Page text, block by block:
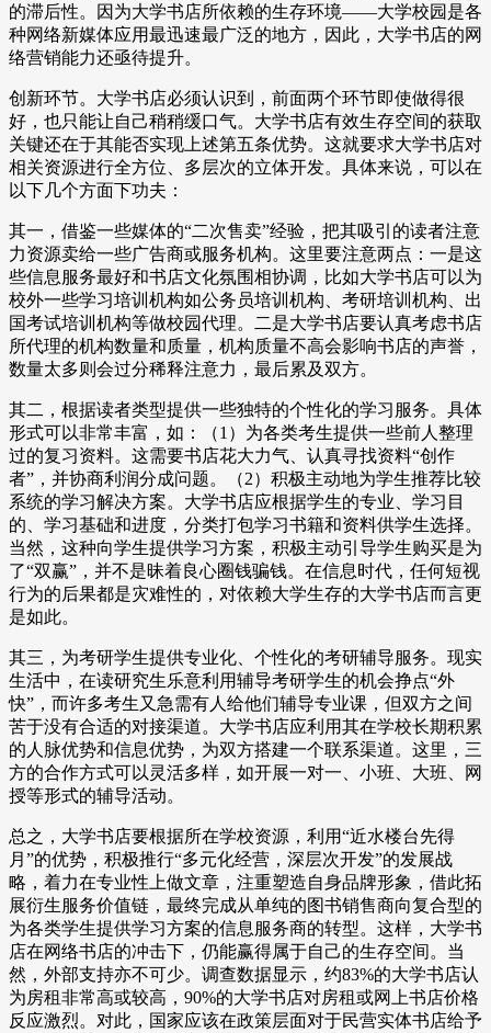
的滞后性。因为大学书店所依赖的生存环境——大学校园是各
种网络新媒体应用最迅速最广泛的地方，因此，大学书店的网
络营销能力还亟待提升。
创新环节。大学书店必须认识到，前面两个环节即使做得很
好，也只能让自己稍稍缓口气。大学书店有效生存空间的获取
关键还在于其能否实现上述第五条优势。这就要求大学书店对
相关资源进行全方位、多层次的立体开发。具体来说，可以在
以下几个方面下功夫：
其一，借鉴一些媒体的“二次售卖”经验，把其吸引的读者注意
力资源卖给一些广告商或服务机构。这里要注意两点：一是这
些信息服务最好和书店文化氛围相协调，比如大学书店可以为
校外一些学习培训机构如公务员培训机构、考研培训机构、出
国考试培训机构等做校园代理。二是大学书店要认真考虑书店
所代理的机构数量和质量，机构质量不高会影响书店的声誉，
数量太多则会过分稀释注意力，最后累及双方。
其二，根据读者类型提供一些独特的个性化的学习服务。具体
形式可以非常丰富，如：（1）为各类考生提供一些前人整理
过的复习资料。这需要书店花大力气、认真寻找资料“创作
者”，并协商利润分成问题。（2）积极主动地为学生推荐比较
系统的学习解决方案。大学书店应根据学生的专业、学习目
的、学习基础和进度，分类打包学习书籍和资料供学生选择。
当然，这种向学生提供学习方案，积极主动引导学生购买是为
了“双赢”，并不是昧着良心圈钱骗钱。在信息时代，任何短视
行为的后果都是灾难性的，对依赖大学生存的大学书店而言更
是如此。
其三，为考研学生提供专业化、个性化的考研辅导服务。现实
生活中，在读研究生乐意利用辅导考研学生的机会挣点“外
快”，而许多考生又急需有人给他们辅导专业课，但双方之间
苦于没有合适的对接渠道。大学书店应利用其在学校长期积累
的人脉优势和信息优势，为双方搭建一个联系渠道。这里，三
方的合作方式可以灵活多样，如开展一对一、小班、大班、网
授等形式的辅导活动。
总之，大学书店要根据所在学校资源，利用“近水楼台先得
月”的优势，积极推行“多元化经营，深层次开发”的发展战
略，着力在专业性上做文章，注重塑造自身品牌形象，借此拓
展衍生服务价值链，最终完成从单纯的图书销售商向复合型的
为各类学生提供学习方案的信息服务商的转型。这样，大学书
店在网络书店的冲击下，仍能赢得属于自己的生存空间。当
然，外部支持亦不可少。调查数据显示，约83%的大学书店认
为房租非常高或较高，90%的大学书店对房租或网上书店价格
反应激烈。对此，国家应该在政策层面对于民营实体书店给予